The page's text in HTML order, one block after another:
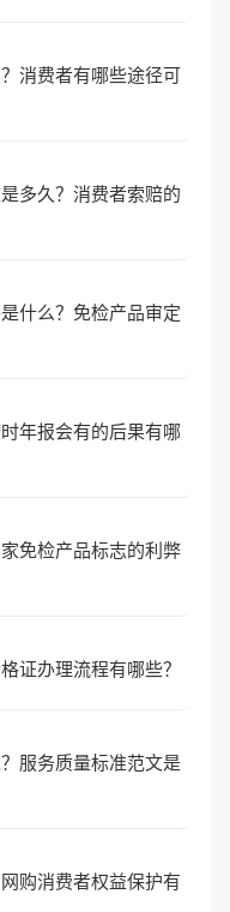
消费者有哪些途径可
多久？消费者索赔的
什么？免检产品审定
年报会有的后果有哪
免检产品标志的利弊
证办理流程有哪些？
服务质量标准范文是
购消费者权益保护有